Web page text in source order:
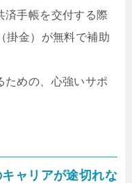
済手帳を交付する際
掛金）が無料で補助
ための、心強いサポ
ャリアが途切れな